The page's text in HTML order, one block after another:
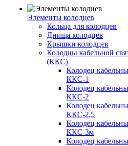
Элементы колодцев
Кольца для колодцев
Днища колодцев
Крышки колодцев
Колодцы кабельной
(ККС)
Колодец
ККС-1
Колодец
ККС-2
Колодец
ККС-2,5
Колодец
ККС-3м
Колодец